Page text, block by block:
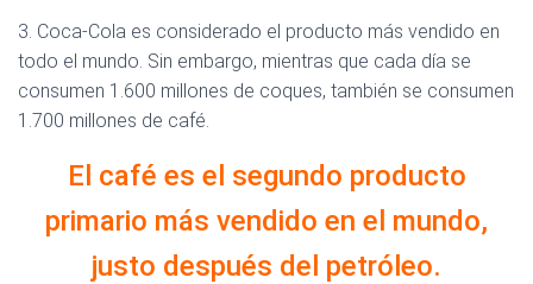
3. Coca-Cola es considerado el producto más vendido en
todo el mundo. Sin embargo, mientras que cada día se
consumen 1.600 millones de coques, también se consumen
1.700 millones de café.
El café es el segundo producto
primario más vendido en el mundo,
justo después del petróleo.